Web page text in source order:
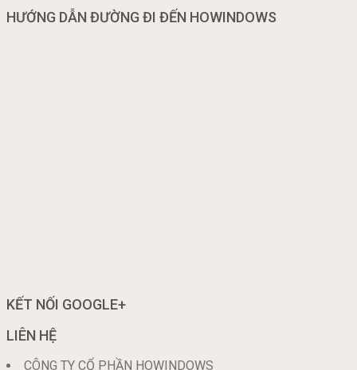
HƯỚNG DẪN ĐƯỜNG ĐI ĐẾN HOWINDOWS
KẾT NỐI GOOGLE+
LIÊN HỆ
CÔNG TY CỔ PHẦN HOWINDOWS